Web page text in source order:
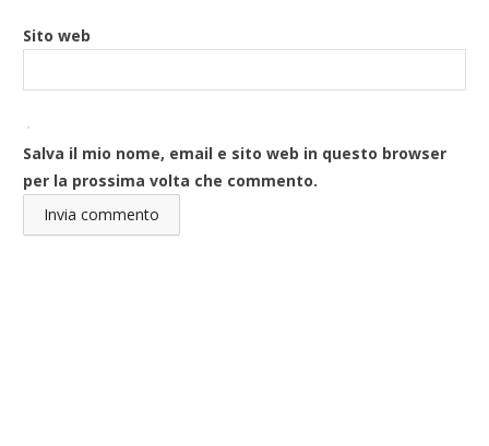
Sito web
Salva il mio nome, email e sito web in questo browser
per la prossima volta che commento.